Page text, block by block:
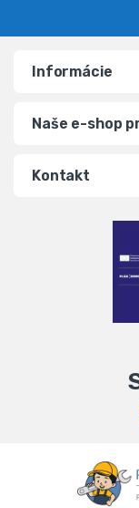
Informácie
Naše e-shop
Kontakt